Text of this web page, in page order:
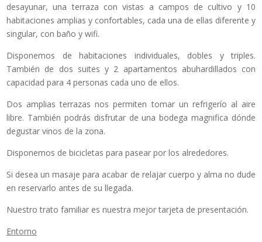
desayunar, una terraza con vistas a campos de cultivo y 10
habitaciones amplias y confortables, cada una de ellas diferente y
singular, con baño y wifi.
Disponemos de habitaciones individuales, dobles y triples.
También de dos suites y 2 apartamentos abuhardillados con
capacidad para 4 personas cada uno de ellos.
Dos amplias terrazas nos permiten tomar un refrigerío al aire
libre. También podrás disfrutar de una bodega magnifica dónde
degustar vinos de la zona.
Disponemos de bicicletas para pasear por los alrededores.
Si desea un masaje para acabar de relajar cuerpo y alma no dude
en reservarlo antes de su llegada.
Nuestro trato familiar es nuestra mejor tarjeta de presentación.
Entorno